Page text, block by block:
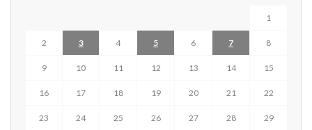
1
2 3 4 5 6 7 8
9 10 11 12 13 14 15
16 17 18 19 20 21 22
23 24 25 26 27 28 29